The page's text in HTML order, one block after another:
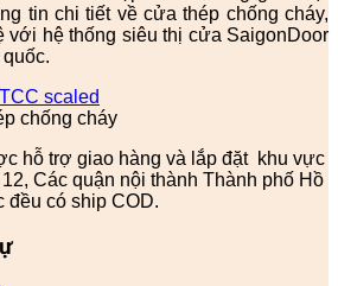
tin chi tiết về cửa thép chống cháy,
với hệ thống siêu thị cửa SaigonDoor
chống cháy
hỗ trợ giao hàng và lắp đặt khu vực
Các quận nội thành Thành phố Hồ
đều có ship COD.